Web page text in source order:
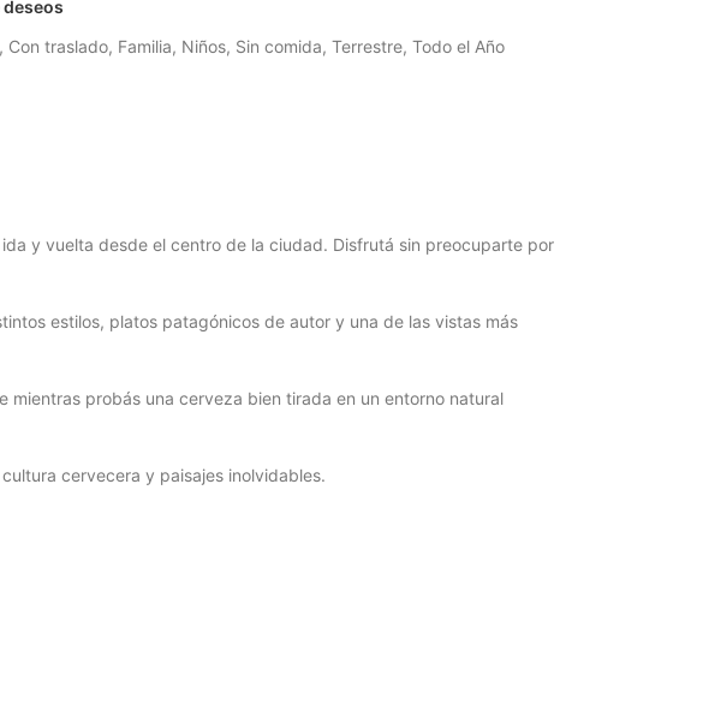
deseos
Con traslado, Familia, Niños, Sin comida, Terrestre, Todo el Año
y vuelta desde el centro de la ciudad. Disfrutá sin preocuparte por
estilos, platos patagónicos de autor y una de las vistas más
probás una cerveza bien tirada en un entorno natural
cervecera y paisajes inolvidables.